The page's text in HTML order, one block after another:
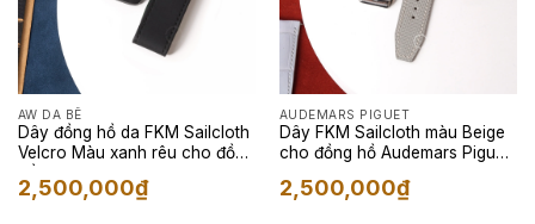
AW DA BÊ
Dây đồng hồ da FKM Sailcloth
Velcro Màu xanh rêu cho đồng
2,500,000₫
AUDEMARS PIGUET
Dây FKM Sailcloth màu Beige
cho đồng hồ Audemars Piguet
2,500,000₫